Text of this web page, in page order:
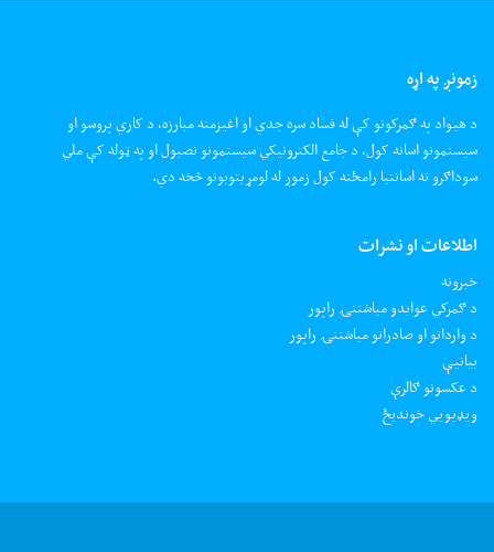
زمونږ په اړه
د هیواد په ګمرکونو کې له فساد سره جدي او اغیزمنه مبارزه، د کاري پروسو او
سیستمونو اسانه کول، د جامع الکترونیکي سیستمونو نصبول او په ټوله کې ملي
سوداګرو ته اسانتیا رامځته کول زموږ له لومړیتوبونو څخه دي.
اطلاعات او نشرات
خبرونه
د ګمرکي عوایدو میاشتنۍ راپور
د وارداتو او صادراتو میاشتنۍ راپور
بیانیې
د عکسونو ګالرې
ويډيويي خونديځ